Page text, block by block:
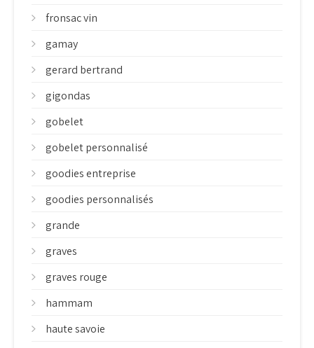
fronsac vin
gamay
gerard bertrand
gigondas
gobelet
gobelet personnalisé
goodies entreprise
goodies personnalisés
grande
graves
graves rouge
hammam
haute savoie